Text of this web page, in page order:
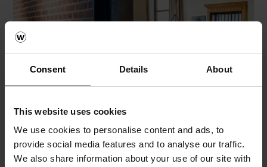
Consent Details About
This website uses cookies
We use cookies to personalise content and ads, to
provide social media features and to analyse our traffic.
We also share information about your use of our site with